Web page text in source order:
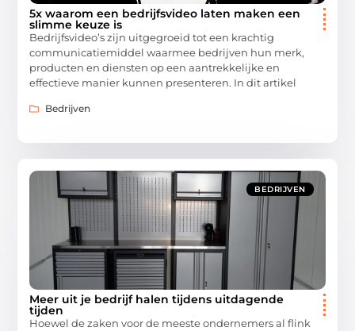
5x waarom een bedrijfsvideo laten maken een
slimme keuze is
Bedrijfsvideo’s zijn uitgegroeid tot een krachtig
communicatiemiddel waarmee bedrijven hun merk,
producten en diensten op een aantrekkelijke en
effectieve manier kunnen presenteren. In dit artikel
Bedrijven
BEDRIJVEN
Meer uit je bedrijf halen tijdens uitdagende
tijden
Hoewel de zaken voor de meeste ondernemers al flink